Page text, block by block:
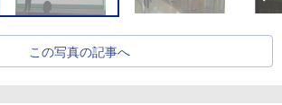
この写真の記事へ